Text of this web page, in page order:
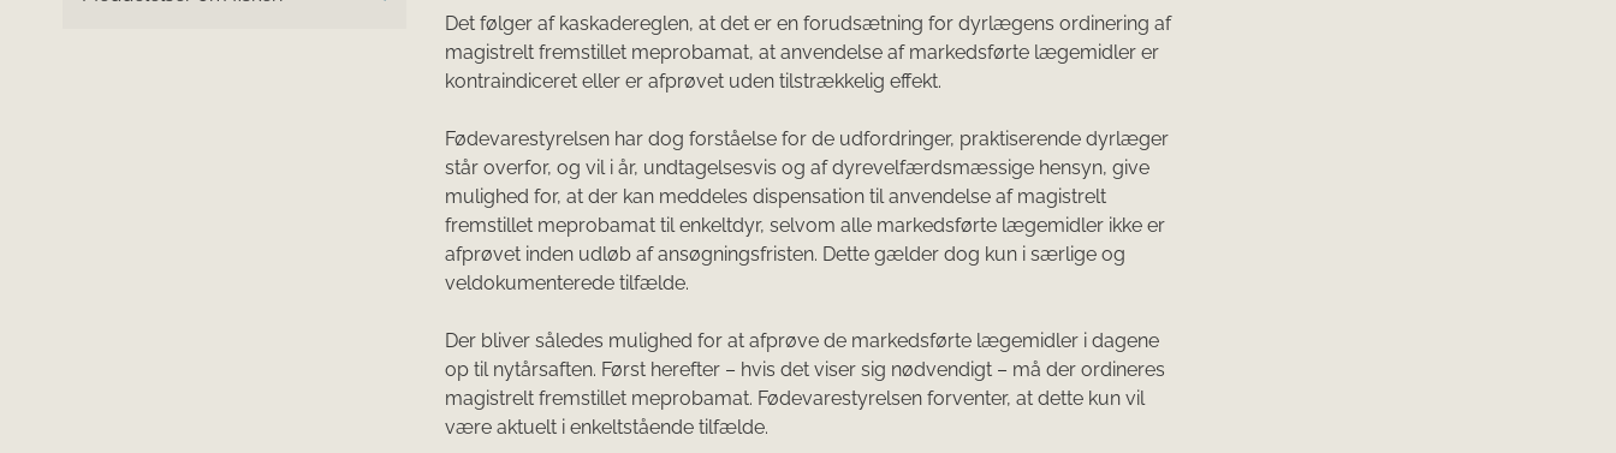
​Det følger af kaskadereglen, at det er en forudsætning for dyrlægens ordinering af
magistrelt fremstillet meprobamat, at anvendelse af markedsførte lægemidler er
kontraindiceret eller er afprøvet uden tilstrækkelig effekt.
Fødevarestyrelsen har dog forståelse for de udfordringer, praktiserende dyrlæger
står overfor, og vil i år, undtagelsesvis og af dyrevelfærdsmæssige hensyn, give
mulighed for, at der kan meddeles dispensation til anvendelse af magistrelt
fremstillet meprobamat til enkeltdyr, selvom alle markedsførte lægemidler ikke er
afprøvet inden udløb af ansøgningsfristen. Dette gælder dog kun i særlige og
veldokumenterede tilfælde.
Der bliver således mulighed for at afprøve de markedsførte lægemidler i dagene
op til nytårsaften. Først herefter – hvis det viser sig nødvendigt – må der ordineres
magistrelt fremstillet meprobamat. Fødevarestyrelsen forventer, at dette kun vil
være aktuelt i enkeltstående tilfælde.